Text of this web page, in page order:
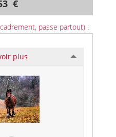
€
passe partout) :
plus